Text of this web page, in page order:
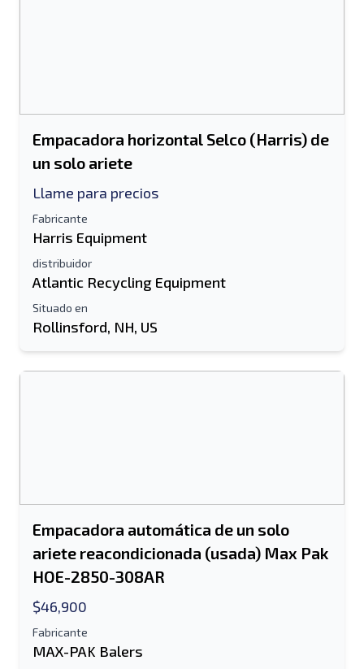
Empacadora horizontal Selco (Harris) de
un solo ariete
Llame para precios
Fabricante
Harris Equipment
distribuidor
Atlantic Recycling Equipment
Situado en
Rollinsford, NH, US
Empacadora automática de un solo
ariete reacondicionada (usada) Max Pak
HOE-2850-308AR
$46,900
Fabricante
MAX-PAK Balers